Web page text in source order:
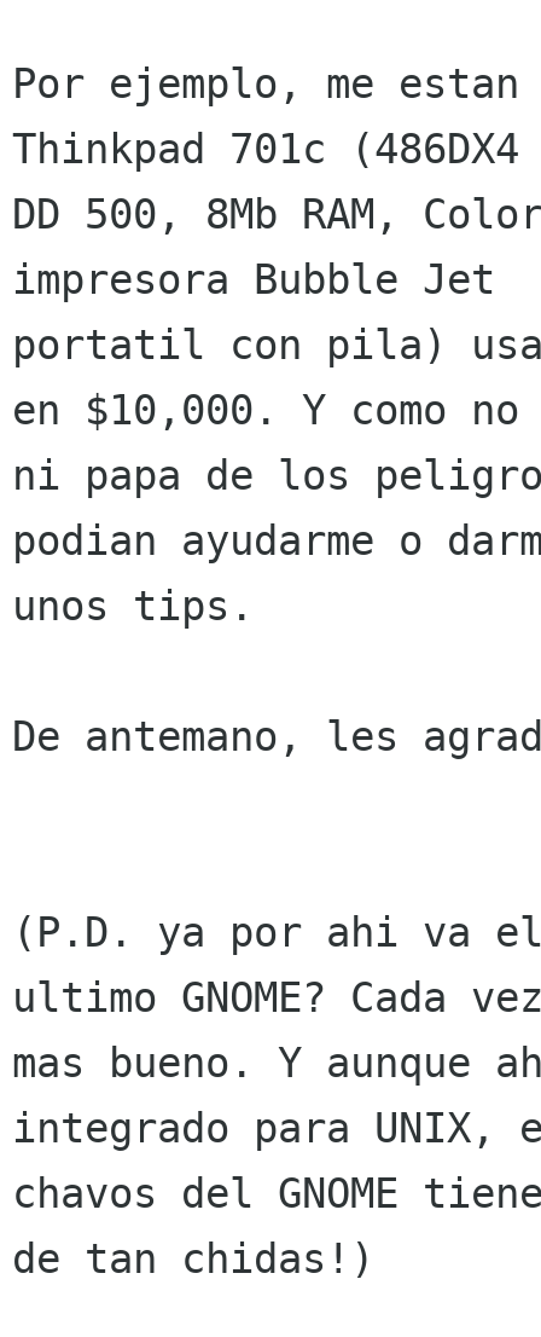
Por ejemplo, me
Thinkpad 701c
DD 500, 8Mb RAM,
impresora Bubble Jet
portatil con pila)
en $10,000. Y como no
ni papa de los
podian ayudarme o
unos tips.
De antemano, les
(P.D. ya por ahi va
ultimo GNOME? Cada
mas bueno. Y
integrado para UNIX,
chavos del GNOME
de tan chidas!)